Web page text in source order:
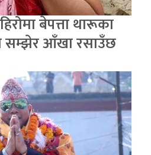
बेपत्ता थारूका
सम्झेर आँखा रसाउँछ